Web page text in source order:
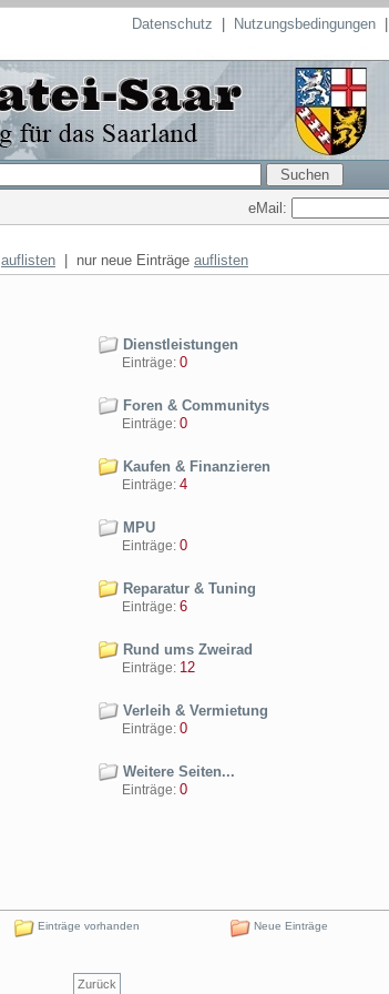
Datenschutz Nutzungsbedingungen
eMail:
auflisten | nur neue Einträge auflisten
Dienstleistungen
Einträge: 0
Foren & Communitys
Einträge: 0
Kaufen & Finanzieren
Einträge: 4
MPU
Einträge: 0
Reparatur & Tuning
Einträge: 6
Rund ums Zweirad
Einträge: 12
Verleih & Vermietung
Einträge: 0
Weitere Seiten...
Einträge: 0
Einträge vorhanden Neue Einträge
Zurück